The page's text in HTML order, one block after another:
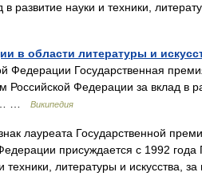
науки и техники,
в области литературы и
Федерации Государственная
Федерации за вклад в
…
Википедия
лауреата Государственной
присуждается с 1992 года
техники, литературы и искусства,